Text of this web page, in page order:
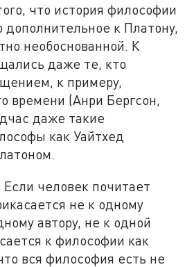
что история философии
дополнительное к Платону,
необоснованной. К
даже те, кто
к примеру,
времени (Анри Бергсон,
даже такие
как Уайтхед
Если человек почитает
не к одному
автору, не к одной
к философии как
вся философия есть не